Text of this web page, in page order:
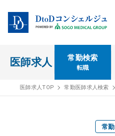
医師求人 常勤検索
転職
医師求人TOP 常勤医師求人検索
常勤